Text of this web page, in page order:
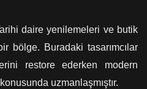
daire yenilemeleri ve butik
bölge. Buradaki tasarımcılar
restore ederken modern
uzmanlaşmıştır.